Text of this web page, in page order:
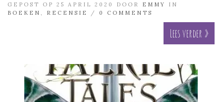
GEPOST OP 25 APRIL 2020 DOOR EMMY
IN
BOEKEN
RECENSIE / 0 COMMENTS
Lees verder »